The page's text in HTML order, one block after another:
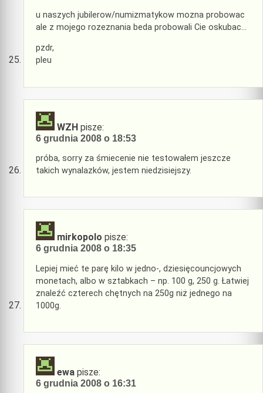
u naszych jubilerow/numizmatykow mozna probowac
ale z mojego rozeznania beda probowali Cie oskubac…
pzdr,
pleu
WZH pisze:
6 grudnia 2008 o 18:53
próba, sorry za śmiecenie nie testowałem jeszcze
takich wynalazków, jestem niedzisiejszy.
mirkopolo pisze:
6 grudnia 2008 o 18:35
Lepiej mieć te parę kilo w jedno-, dziesięcouncjowych
monetach, albo w sztabkach – np. 100 g, 250 g. Łatwiej
znaleźć czterech chętnych na 250g niż jednego na
1000g.
ewa pisze:
6 grudnia 2008 o 16:31